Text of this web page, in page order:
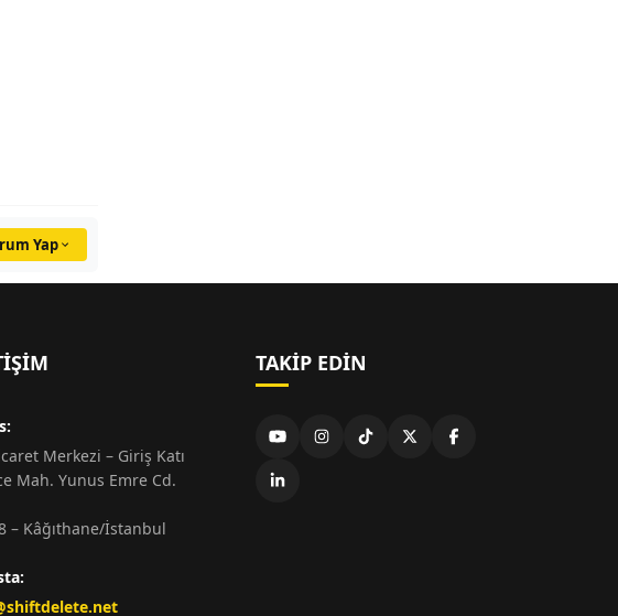
Yap
Merkezi – Giriş Katı
Mah. Yunus Emre Cd.
– Kâğıthane/İstanbul
TAKIP EDIN